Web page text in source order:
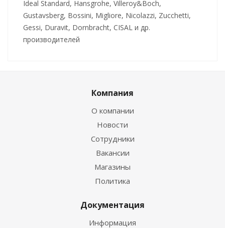
Ideal Standard, Hansgrohe, Villeroy&Boch,
Gustavsberg, Bossini, Migliore, Nicolazzi, Zucchetti,
Gessi, Duravit, Dornbracht, CISAL и др.
производителей
Компания
О компании
Новости
Сотрудники
Вакансии
Магазины
Политика
Документация
Информация